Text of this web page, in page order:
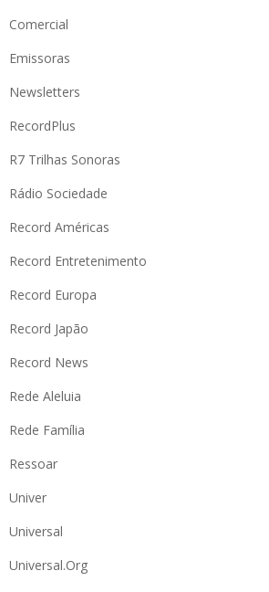
Comercial
Emissoras
Newsletters
RecordPlus
R7 Trilhas Sonoras
Rádio Sociedade
Record Américas
Record Entretenimento
Record Europa
Record Japão
Record News
Rede Aleluia
Rede Família
Ressoar
Univer
Universal
Universal.Org